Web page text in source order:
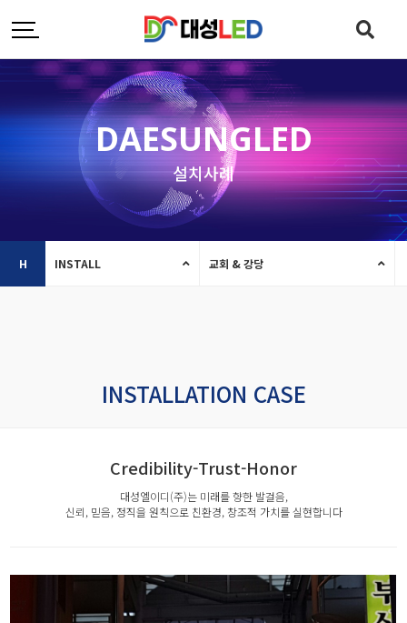
DAESUNGLED
설치사례
H INSTALL 교회 & 강당
INSTALLATION CASE
Credibility-Trust-Honor
대성엘이디(주)는 미래를 향한 발걸음,
신뢰, 믿음, 정직을 원칙으로 친환경, 창조적 가치를 실현합니다